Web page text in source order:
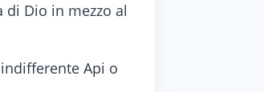
di Dio in mezzo al
Api o